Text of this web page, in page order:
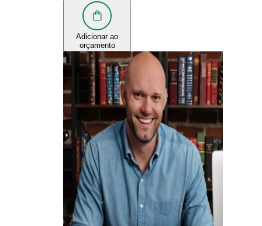
Adicionar ao
orçamento